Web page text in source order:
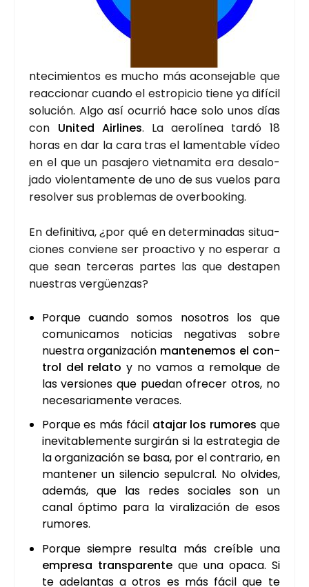
n­te­ci­mien­tos es mucho más acon­se­ja­ble que
reac­cio­nar cuan­do el estro­pi­cio tie­ne ya difí­cil
solu­ción. Algo así ocu­rrió hace solo unos días
con Uni­ted Air­li­nes. La aero­lí­nea tar­dó 18
horas en dar la cara tras el lamen­ta­ble vídeo
en el que un pasa­je­ro viet­na­mi­ta era des­alo­
ja­do vio­len­ta­men­te de uno de sus vue­los para
resol­ver sus pro­ble­mas de over­boo­king.
En defi­ni­ti­va, ¿por qué en deter­mi­na­das situa­
cio­nes con­vie­ne ser proac­ti­vo y no espe­rar a
que sean ter­ce­ras par­tes las que des­ta­pen
nues­tras ver­güen­zas?
Por­que cuan­do somos noso­tros los que
comu­ni­ca­mos noti­cias nega­ti­vas sobre
nues­tra orga­ni­za­ción man­te­ne­mos el con­
trol del rela­to y no vamos a remol­que de
las ver­sio­nes que pue­dan ofre­cer otros, no
nece­sa­ria­men­te vera­ces.
Por­que es más fácil ata­jar los rumo­res que
inevi­ta­ble­men­te sur­gi­rán si la estra­te­gia de
la orga­ni­za­ción se basa, por el con­tra­rio, en
man­te­ner un silen­cio sepul­cral. No olvi­des,
ade­más, que las redes socia­les son un
canal ópti­mo para la vira­li­za­ción de esos
rumo­res.
Por­que siem­pre resul­ta más creí­ble una
empre­sa trans­pa­ren­teque una opa­ca. Si
te ade­lan­tas a otros es más fácil que te